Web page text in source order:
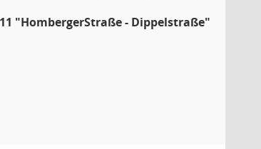
"HombergerStraße - Dippelstraße"